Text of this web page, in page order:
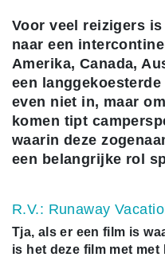
Voor veel reizigers
naar een
Amerika, Canada,
een
even niet in, maar
komen tipt
waarin deze
een belangrijke rol
R.V.: Runaway
Tja, als er een film is
is het deze film met